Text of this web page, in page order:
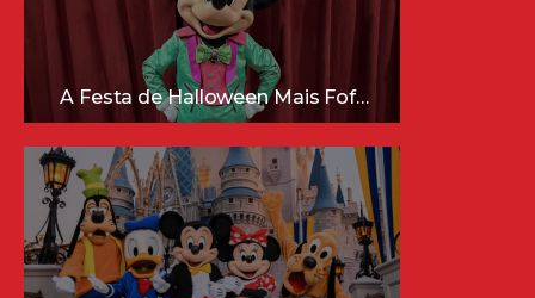
A Festa de Halloween Mais Fofa da Disney Está Chegando!